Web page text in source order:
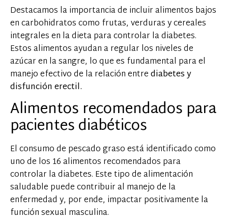
Destacamos la importancia de incluir alimentos bajos
en carbohidratos como frutas, verduras y cereales
integrales en la dieta para controlar la diabetes.
Estos alimentos ayudan a regular los niveles de
azúcar en la sangre, lo que es fundamental para el
manejo efectivo de la relación entrediabetes y
disfunción erectil.
Alimentos recomendados para
pacientes diabéticos
El consumo de pescado graso está identificado como
uno de los 16 alimentos recomendados para
controlar la diabetes. Este tipo de alimentación
saludable puede contribuir al manejo de la
enfermedad y, por ende, impactar positivamente la
función sexual masculina.